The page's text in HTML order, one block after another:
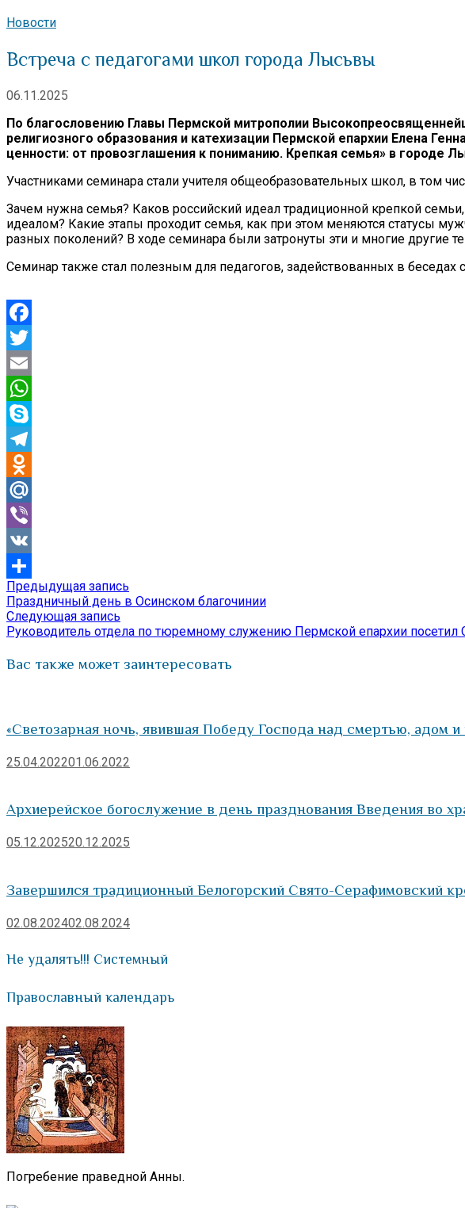
Новости
Встреча с педагогами школ города Лысьвы
06.11.2025
По благословению Главы Пермской митрополии
религиозного образования и катехизации Пермской епархии Елена
ценности: от провозглашения к пониманию. Крепкая семья» в городе
Участниками семинара стали учителя общеобразовательных школ, в том
Зачем нужна семья? Каков российский идеал традиционной крепкой
идеалом? Какие этапы проходит семья, как при этом меняются статусы
разных поколений? В ходе семинара были затронуты эти и многие другие
Семинар также стал полезным для педагогов, задействованных в
Facebook
Twitter
Email
WhatsApp
Skype
Telegram
Odnoklassniki
Mail.Ru
Viber
VK
Отправить
Навигация
по
записям
Предыдущая запись
запись:
Праздничный день в Осинском благочинии
Следующая запись
запись:
Руководитель отдела по тюремному служению Пермской епархии посетил
Вас также может заинтересовать
«Светозарная ночь, явившая Победу Господа над смертью, адом и
25.04.202201.06.2022
Архиерейское богослужение в день празднования Введения во
05.12.202520.12.2025
Завершился традиционный Белогорский Свято-Серафимовский
02.08.202402.08.2024
Не удалять!!! Системный
Православный календарь
Погребение праведной Анны.